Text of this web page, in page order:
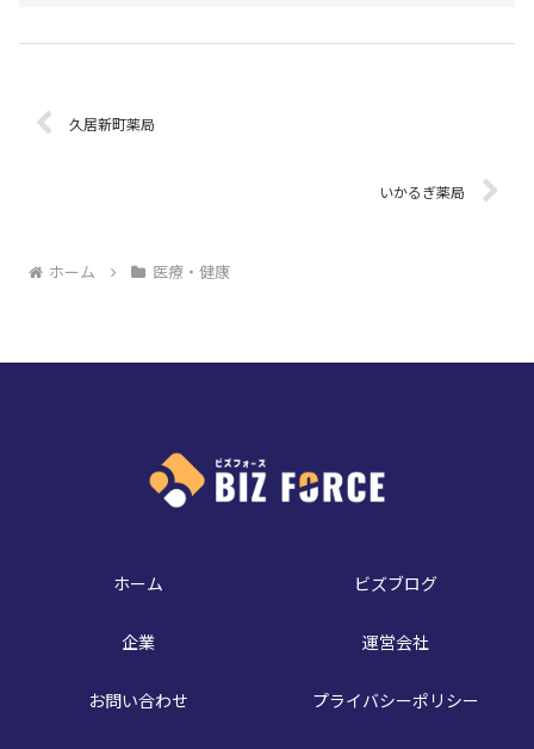
久居新町薬局
いかるぎ薬局
ホーム 医療・健康
ホーム ビズブログ
企業 運営会社
お問い合わせ プライバシーポリシー